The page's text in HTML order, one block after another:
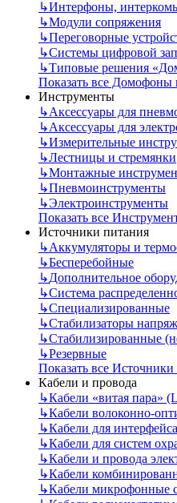
↳Интерфоны,
↳Модули сопряжения
↳Переговорные
↳Системы цифровой
↳Типовые решения
Показать все Домофоны
Инструменты
↳Аксессуары для
↳Аксессуары для
↳Измерительные
↳Лестницы и стремянки
↳Монтажные
↳Пневмоинструменты
↳Электроинструменты
Показать все
Источники питания
↳Аккумуляторы и
↳Бесперебойные
↳Дополнительное
↳Система
↳Специализированные
↳Стабилизаторы
↳Стабилизированные
↳Резервные
Показать все
Кабели и провода
↳Кабели «витая пара»
↳Кабели волоконно-
↳Кабели для интерфейса
↳Кабели для систем
↳Кабели и провода
↳Кабели
↳Кабели микрофонные